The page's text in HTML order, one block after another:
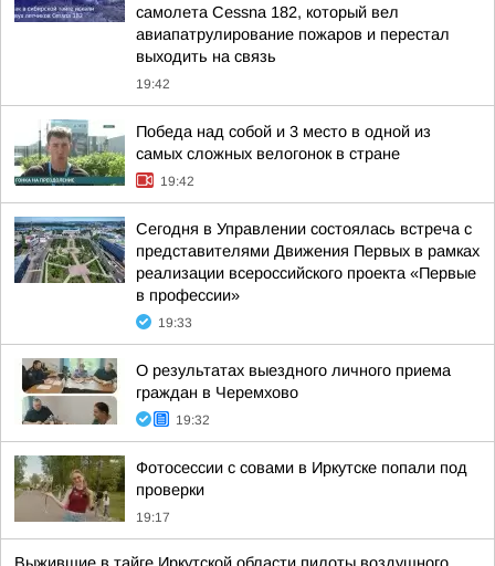
самолета Cessna 182, который вел
авиапатрулирование пожаров и перестал
выходить на связь
19:42
Победа над собой и 3 место в одной из
самых сложных велогонок в стране
19:42
Сегодня в Управлении состоялась встреча с
представителями Движения Первых в рамках
реализации всероссийского проекта «Первые
в профессии»
19:33
О результатах выездного личного приема
граждан в Черемхово
19:32
Фотосессии с совами в Иркутске попали под
проверки
19:17